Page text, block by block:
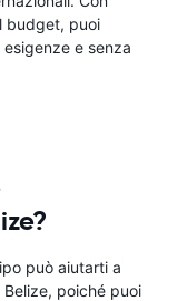
budget, puoi
e senza
può aiutarti a
poiché puoi